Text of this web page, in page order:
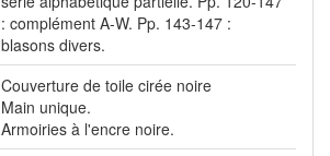
: complément A-W. Pp. 143-147 :
blasons divers.
Couverture de toile cirée noire
Main unique.
Armoiries à l'encre noire.